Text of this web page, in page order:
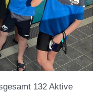
132 Aktive